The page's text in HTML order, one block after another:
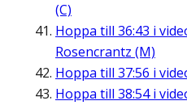
(C)
Hoppa till 36:43 i
Rosencrantz (M)
Hoppa till 37:56 i
Hoppa till 38:54i